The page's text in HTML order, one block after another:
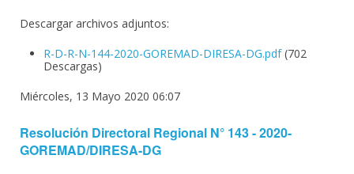
Descargar archivos adjuntos:
R-D-R-N-144-2020-GOREMAD-DIRESA-DG.pdf(702
Descargas)
Miércoles, 13 Mayo 2020 06:07
Resolución Directoral Regional N° 143 - 2020-
GOREMAD/DIRESA-DG